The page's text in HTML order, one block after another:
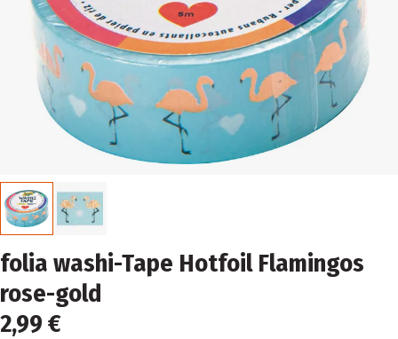
folia washi-Tape Hotfoil Flamingos
rose-gold
2,99 €